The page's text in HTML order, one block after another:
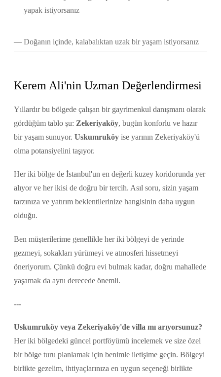
yapak istiyorsanız
Doğanın içinde, kalabalıktan uzak bir yaşam istiyorsanız
Kerem Ali'nin Uzman Değerlendirmesi
Yıllardır bu bölgede çalışan bir gayrimenkul danışmanı olarak
gördüğüm tablo şu: Zekeriyaköy, bugün konforlu ve hazır
bir yaşam sunuyor. Uskumruköy ise yarının Zekeriyaköy'ü
olma potansiyelini taşıyor.
Her iki bölge de İstanbul'un en değerli kuzey koridorunda yer
alıyor ve her ikisi de doğru bir tercih. Asıl soru, sizin yaşam
tarzınıza ve yatırım beklentilerinize hangisinin daha uygun
olduğu.
Ben müşterilerime genellikle her iki bölgeyi de yerinde
gezmeyi, sokakları yürümeyi ve atmosferi hissetmeyi
öneriyorum. Çünkü doğru evi bulmak kadar, doğru mahallede
yaşamak da aynı derecede önemli.
---
Uskumruköy veya Zekeriyaköy'de villa mı arıyorsunuz?
Her iki bölgedeki güncel portföyümü incelemek ve size özel
bir bölge turu planlamak için benimle iletişime geçin. Bölgeyi
birlikte gezelim, ihtiyaçlarınıza en uygun seçeneği birlikte